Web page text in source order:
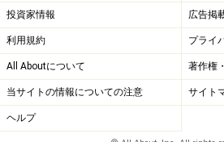
投資家情報 広告掲
利用規約 プライ
All Aboutについて 著作権
当サイトの情報についての注意 サイト
ヘルプ